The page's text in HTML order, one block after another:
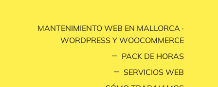
MANTENIMIENTO WEB EN MALLORCA ·
WORDPRESS Y WOOCOMMERCE
PACK DE HORAS
SERVICIOS WEB